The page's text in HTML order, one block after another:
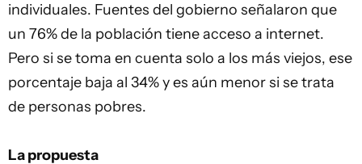
individuales. Fuentes del gobierno señalaron que
un 76% de la población tiene acceso a internet.
Pero si se toma en cuenta solo a los más viejos, ese
porcentaje baja al 34% y es aún menor si se trata
de personas pobres.
La propuesta